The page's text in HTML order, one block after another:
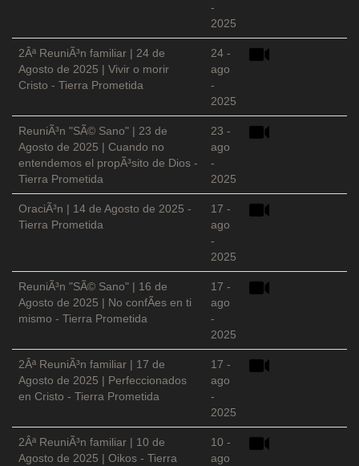
-
2025
2Âª ReuniÃ³n familiar | 24 de
Agosto de 2025 | Vivir o morir
Cristo - Tierra Prometida
24 -
ago
-
2025
ReuniÃ³n "SÃ© Sano" | 23 de
Agosto de 2025 | Cuando no
entendemos el propÃ³sito de Dios -
Tierra Prometida
23 -
ago
-
2025
OraciÃ³n | 14 de Agosto de 2025 -
Tierra Prometida
17 -
ago
-
2025
ReuniÃ³n "SÃ© Sano" | 16 de
Agosto de 2025 | No confÃ­es en ti
mismo - Tierra Prometida
17 -
ago
-
2025
2Âª ReuniÃ³n familiar | 17 de
Agosto de 2025 | Perfeccionados
en Cristo - Tierra Prometida
17 -
ago
-
2025
2Âª ReuniÃ³n familiar | 10 de
Agosto de 2025 | Oikos - Tierra
10 -
ago